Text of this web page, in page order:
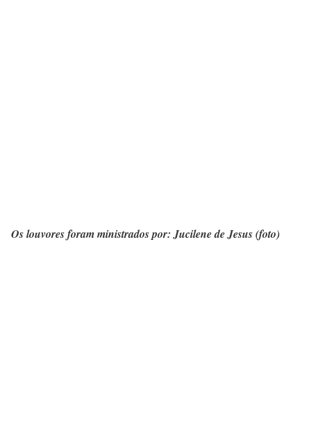
Os louvores foram ministrados por: Jucilene de Jesus (foto)